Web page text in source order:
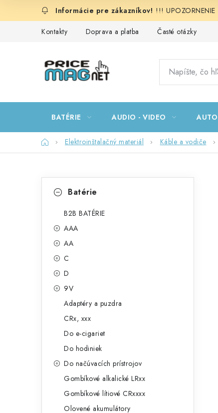
!!!
Kontakty Doprava a platba Časté otázky
BATÉRIE AUDIO - VIDEO
DomovElektroinštalačný materiál Káble a vodiče
kategórieBatérie
B2B BATÉRIE
AAA
AA
C
D
9V
Adaptéry a puzdra
CRx, xxx
Do e-cigariet
Do hodiniek
Do načúvacích prístrojov
Gombíkové alkalické LRxx
Gombíkové lítiové CRxxxx
Olovené akumulátory